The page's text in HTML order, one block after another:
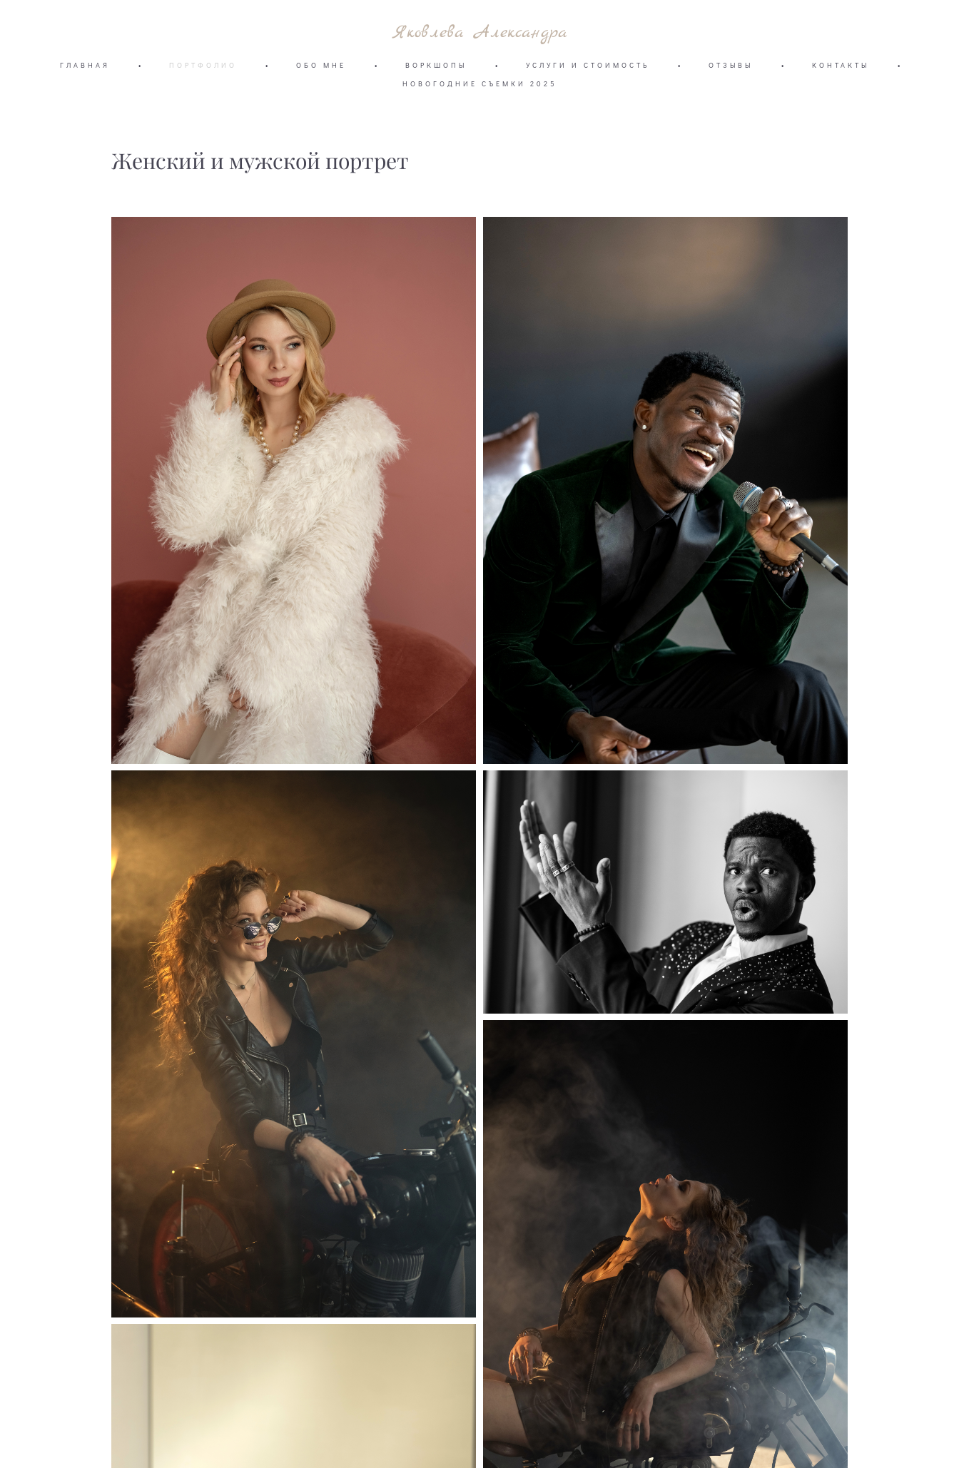
Яковлева Александра
ГЛАВНАЯ • ПОРТФОЛИО • ОБО МНЕ • ВОРКШОПЫ • УСЛУГИ И СТОИМОСТЬ • ОТЗЫВЫ • КОНТАКТЫ
•
НОВОГОДНИЕ СЪЕМКИ 2025
Женский и мужской портрет